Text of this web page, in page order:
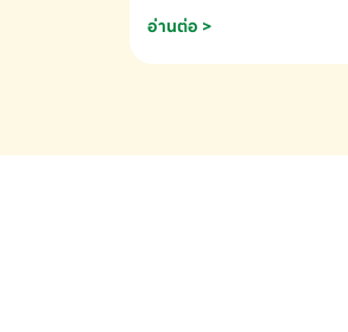
691910
อ่านต่อ >